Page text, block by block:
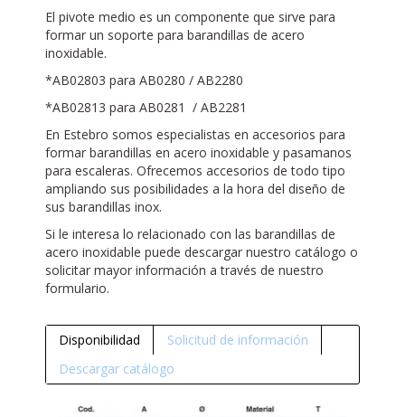
El pivote medio es un componente que sirve para
formar un soporte para barandillas de acero
inoxidable.
*AB02803 para AB0280 / AB2280
*AB02813 para AB0281 / AB2281
En Estebro somos especialistas en accesorios para
formar barandillas en acero inoxidable y pasamanos
para escaleras. Ofrecemos accesorios de todo tipo
ampliando sus posibilidades a la hora del diseño de
sus barandillas inox.
Si le interesa lo relacionado con las barandillas de
acero inoxidable puede descargar nuestro catálogo o
solicitar mayor información a través de nuestro
formulario.
Disponibilidad
Solicitud de información
Descargar catálogo